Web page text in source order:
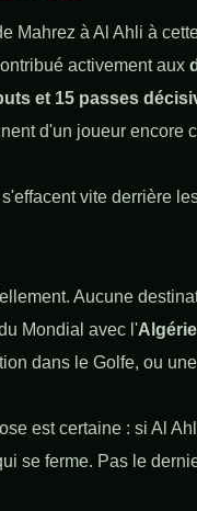
Mahrez à Al Ahli à
activement aux
et 15 passes
d'un joueur encore
vite derrière
Aucune
Mondial avec l'Algérie
dans le Golfe, ou
est certaine : si Al
se ferme. Pas le